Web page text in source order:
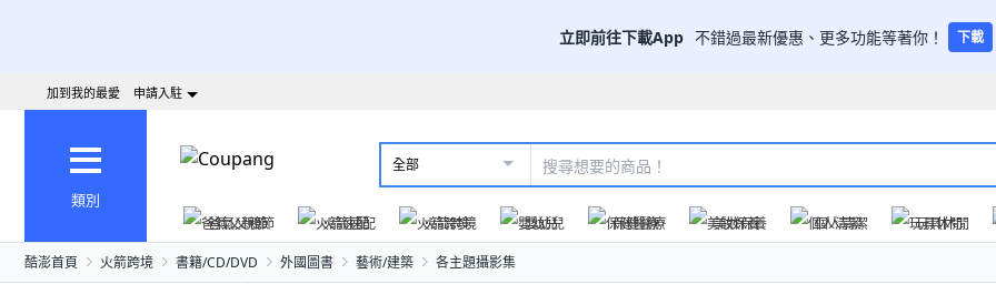
立即前往下載App 不錯過最新優惠、更多功能等著你！ 下載
加到我的最愛 申請入駐
類別
全部
爸氣父親節 火箭速配 火箭跨境 嬰幼兒 保健醫療 美妝保養 個人清潔 玩具休閒
酷澎首頁 火箭跨境 書籍/CD/DVD 外國圖書 藝術/建築 各主題攝影集